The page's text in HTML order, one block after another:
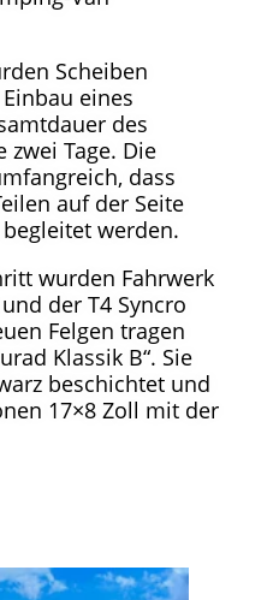
Scheiben
eines
des
zwei Tage. Die
dass
auf der Seite
werden.
wurden Fahrwerk
der T4 Syncro
Felgen tragen
Klassik B“. Sie
beschichtet und
17×8 Zoll mit der